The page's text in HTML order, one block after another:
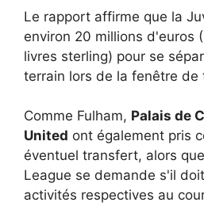
Le rapport affirme que la
environ 20 millions d'euros
livres sterling) pour se
terrain lors de la fenêtre de
Comme Fulham, Palais de
United ont également pris
éventuel transfert, alors
League se demande s'il
activités respectives au